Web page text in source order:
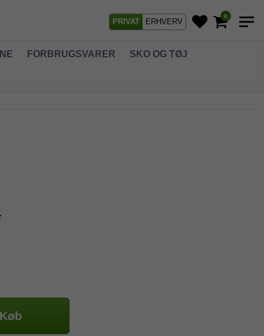
PRIVAT ERHVERV
0
FORBRUGSVARER SKO OG TØJ
Køb